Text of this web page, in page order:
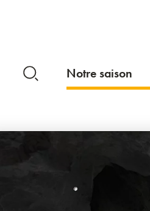
Notre saison